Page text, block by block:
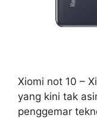
Xiomi not 10 –
yang kini tak
penggemar